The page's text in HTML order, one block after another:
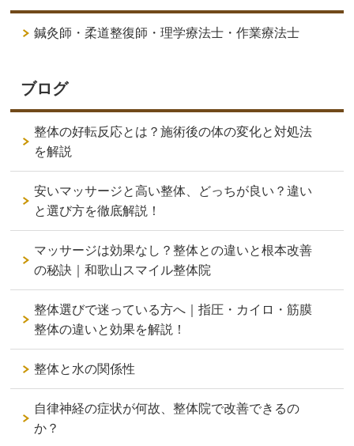
鍼灸師・柔道整復師・理学療法士・作業療法士
ブログ
整体の好転反応とは？施術後の体の変化と対処法
を解説
安いマッサージと高い整体、どっちが良い？違い
と選び方を徹底解説！
マッサージは効果なし？整体との違いと根本改善
の秘訣｜和歌山スマイル整体院
整体選びで迷っている方へ｜指圧・カイロ・筋膜
整体の違いと効果を解説！
整体と水の関係性
自律神経の症状が何故、整体院で改善できるの
か？